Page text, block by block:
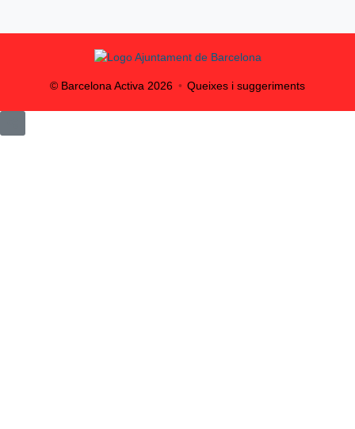
© Barcelona Activa 2026 Queixes i suggeriments